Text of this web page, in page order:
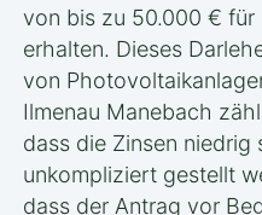
von bis zu 50.000 € für
erhalten. Dieses
von
Ilmenau Manebach
dass die Zinsen niedrig
unkompliziert gestellt
dass der Antrag vor